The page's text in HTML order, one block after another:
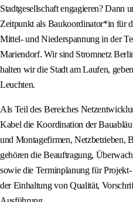
Stadtgesellschaft engagieren? Dann
Zeitpunkt als Baukoordinator*in für
Mittel- und Niederspannung in der
Mariendorf. Wir sind Stromnetz
halten wir die Stadt am Laufen,
Leuchten.
Als Teil des Bereiches
Kabel die Koordination der
und Montagefirmen, Netzbetrieben,
gehören die Beauftragung,
sowie die Terminplanung für
der Einhaltung von Qualität,